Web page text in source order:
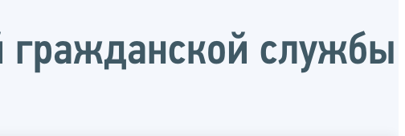
гражданской службы